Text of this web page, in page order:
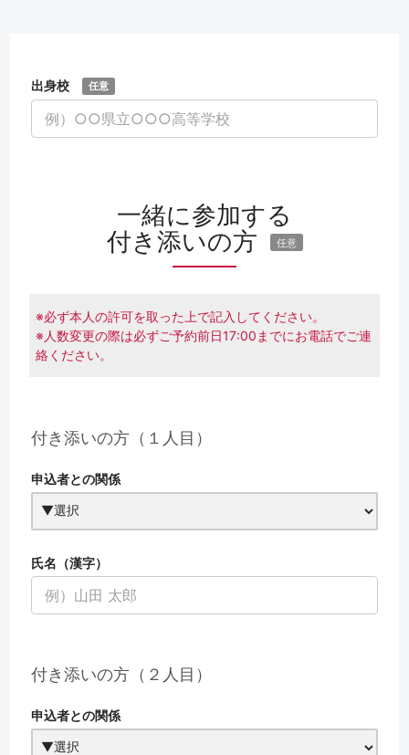
出身校 任意
一緒に参加する
付き添いの方
任意
※必ず本人の許可を取った上で記入してください。
※人数変更の際は必ずご予約前日17:00までにお電話でご連
絡ください。
付き添いの方（１人目）
申込者との関係
氏名（漢字）
付き添いの方（２人目）
申込者との関係